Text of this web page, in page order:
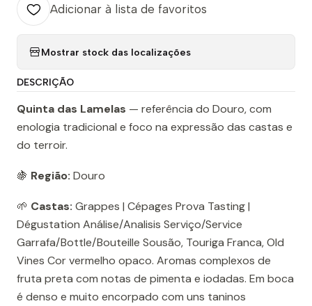
Adicionar à lista de favoritos
Mostrar stock das localizações
DESCRIÇÃO
Quinta das Lamelas — referência do Douro, com
enologia tradicional e foco na expressão das castas e
do terroir.
🍇 Região: Douro
🌱 Castas: Grappes | Cépages Prova Tasting |
Dégustation Análise/Analisis Serviço/Service
Garrafa/Bottle/Bouteille Sousão, Touriga Franca, Old
Vines Cor vermelho opaco. Aromas complexos de
fruta preta com notas de pimenta e iodadas. Em boca
é denso e muito encorpado com uns taninos